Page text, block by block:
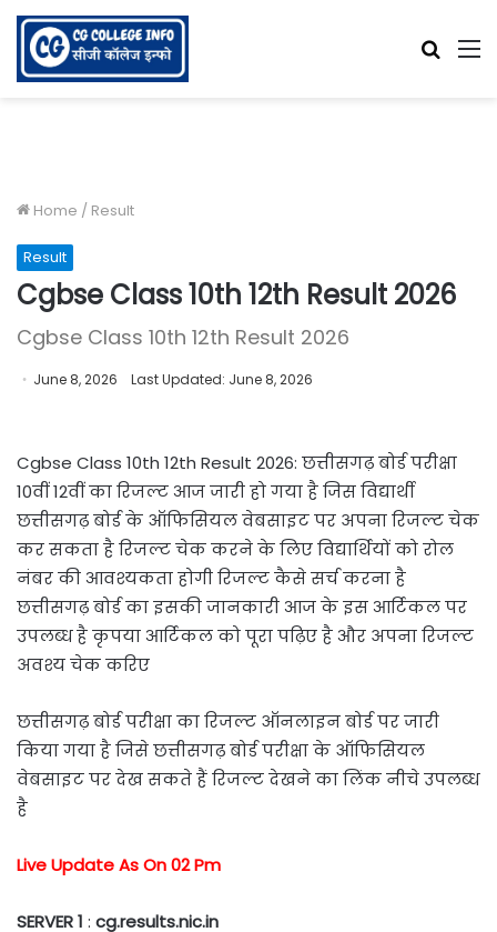
Home / Result
Result
Cgbse Class 10th 12th Result 2026
Cgbse Class 10th 12th Result 2026
June 8, 2026 Last Updated: June 8, 2026
Cgbse Class 10th 12th Result 2026: छत्तीसगढ़ बोर्ड परीक्षा
10वीं 12वीं का रिजल्ट आज जारी हो गया है जिस विद्यार्थी
छत्तीसगढ़ बोर्ड के ऑफिसियल वेबसाइट पर अपना रिजल्ट चेक
कर सकता है रिजल्ट चेक करने के लिए विद्यार्थियों को रोल
नंबर की आवश्यकता होगी रिजल्ट कैसे सर्च करना है
छत्तीसगढ़ बोर्ड का इसकी जानकारी आज के इस आर्टिकल पर
उपलब्ध है कृपया आर्टिकल को पूरा पढ़िए है और अपना रिजल्ट
अवश्य चेक करिए
छत्तीसगढ़ बोर्ड परीक्षा का रिजल्ट ऑनलाइन बोर्ड पर जारी
किया गया है जिसे छत्तीसगढ़ बोर्ड परीक्षा के ऑफिसियल
वेबसाइट पर देख सकते हैं रिजल्ट देखने का लिंक नीचे उपलब्ध
है
Live Update As On 02 Pm
SERVER 1 : cg.results.nic.in